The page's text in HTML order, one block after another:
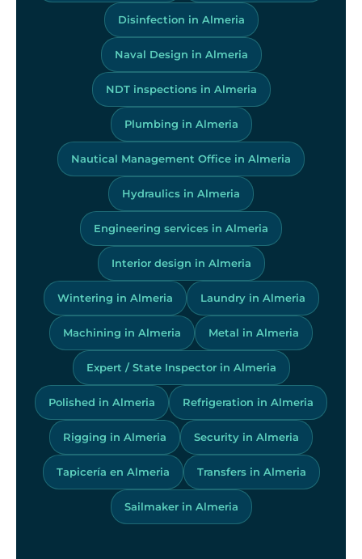
Disinfection in Almeria
Naval Design in Almeria
NDT inspections in Almeria
Plumbing in Almeria
Nautical Management Office in Almeria
Hydraulics in Almeria
Engineering services in Almeria
Interior design in Almeria
Wintering in Almeria Laundry in Almeria
Machining in Almeria Metal in Almeria
Expert / State Inspector in Almeria
Polished in Almeria Refrigeration in Almeria
Rigging in Almeria Security in Almeria
Tapicería en Almeria Transfers in Almeria
Sailmaker in Almeria